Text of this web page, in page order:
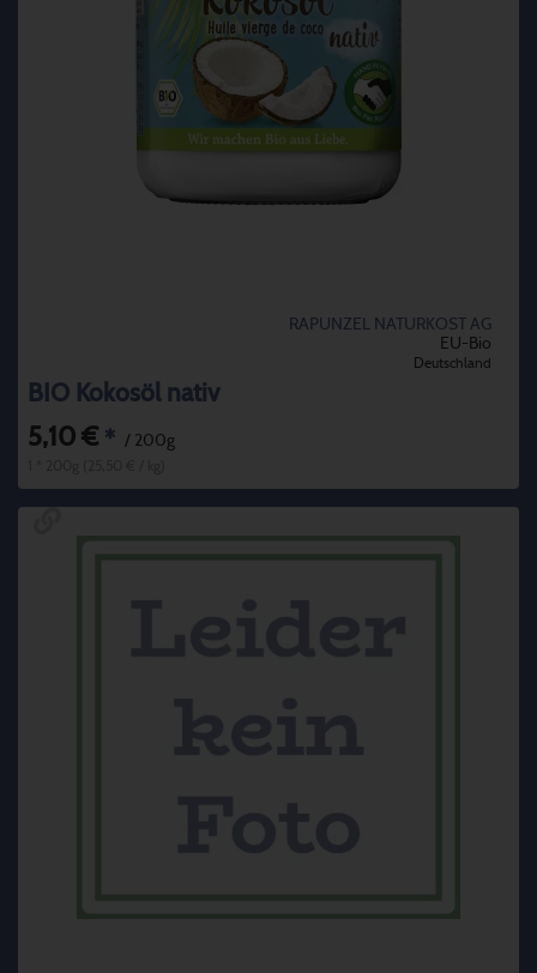
RAPUNZEL NATURKOST AG
EU-Bio
Deutschland
BIO Kokosöl nativ
5,10 € * / 200g